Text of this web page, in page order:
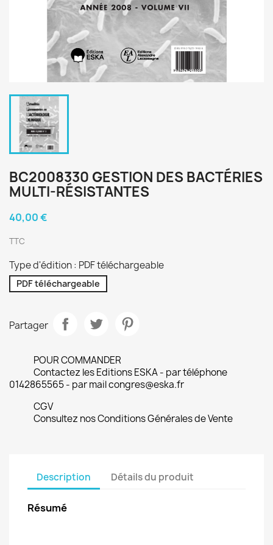
BC2008330 GESTION DES BACTÉRIES
MULTI-RÉSISTANTES
40,00 €
TTC
Type d'édition : PDF téléchargeable
PDF téléchargeable
Partager
POUR COMMANDER
Contactez les Editions ESKA - par téléphone
0142865565 - par mail congres@eska.fr
CGV
Consultez nos Conditions Générales de Vente
Description Détails du produit
Résumé